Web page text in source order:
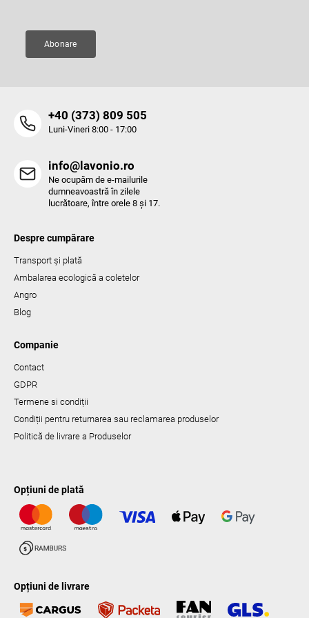
Abonare
‭+40 (373) 809 505‬
Luni-Vineri 8:00 - 17:00
info@lavonio.ro
Ne ocupăm de e-mailurile
dumneavoastră în zilele
lucrătoare, între orele 8 și 17.
Despre cumpărare
Transport și plată
Ambalarea ecologică a coletelor
Angro
Blog
Companie
Contact
GDPR
Termene si condiții
Condiții pentru returnarea sau reclamarea produselor
Politică de livrare a Produselor
Opțiuni de plată
Opțiuni de livrare